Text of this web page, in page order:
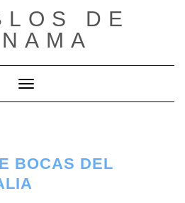
DE
Cambiar modo de navegación
BOCAS DEL